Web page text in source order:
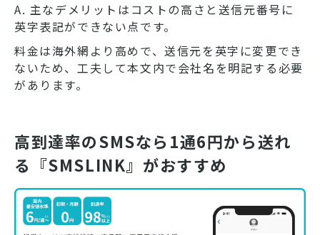
A. 主なデメリットはコストの高さと送信元番号に
英字表記ができない点です。
料金は海外網より高めで、送信元を英字に変更でき
ないため、工夫して本文内で会社名を明記する必要
があります。
高到達率のSMSなら1通6円から送れ
る『SMSLINK』がおすすめ